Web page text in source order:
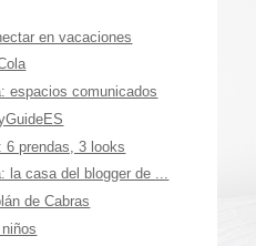
en vacaciones
espacios comunicados
6 prendas, 3 looks
la casa del blogger de ...
de Cabras